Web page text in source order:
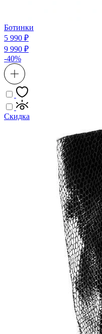
Ботинки
5 990 ₽
9 990 ₽
-40%
Скидка